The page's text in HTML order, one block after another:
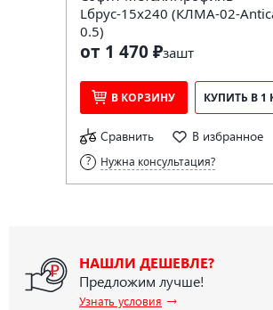
Lбрус-15х240 (КЛМА-02-
0.5)
от 1 470 ₽зашт
В КОРЗИНУ КУПИТЬ В 1
Сравнить В избранное
Нужна консультация?
НАШЛИ ДЕШЕВЛЕ?
Предложим лучше!
Узнать условия →